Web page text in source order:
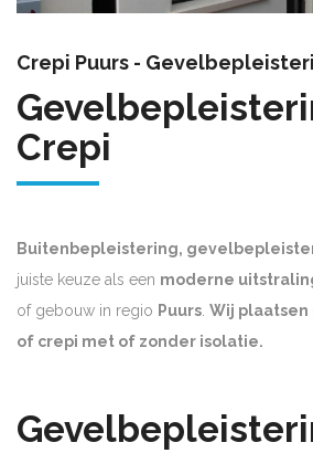
Crepi Puurs -
Crepi
Buitenbepleistering,
juiste keuze als een moderne
of gebouw in regio Puurs. Wij
of crepi met of zonder isolatie.